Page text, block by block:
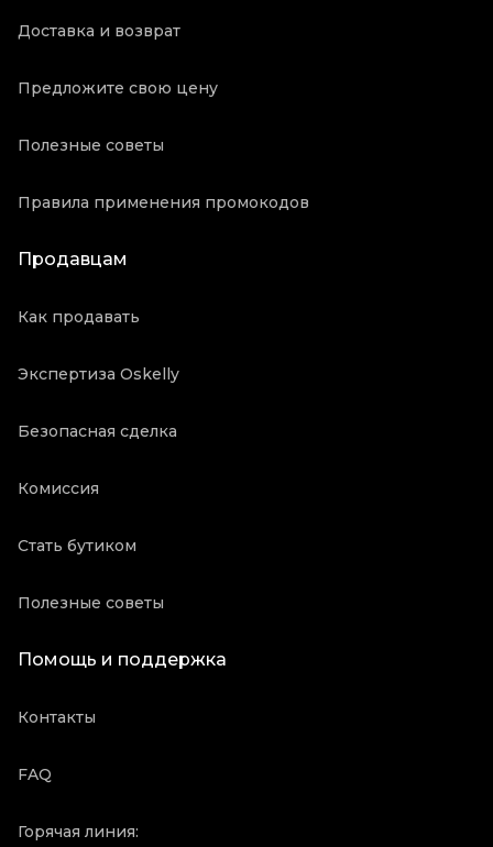
Доставка и возврат
Предложите свою цену
Полезные советы
Правила применения промокодов
Продавцам
Как продавать
Экспертиза Oskelly
Безопасная сделка
Комиссия
Стать бутиком
Полезные советы
Помощь и поддержка
Контакты
FAQ
Горячая линия: